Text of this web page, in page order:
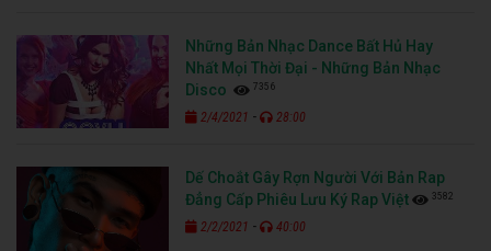
Những Bản Nhạc Dance Bất Hủ Hay
Nhất Mọi Thời Đại - Những Bản Nhạc
Disco
7356
2/4/2021 - 28:00
Dế Choắt Gây Rợn Người Với Bản Rap
Đẳng Cấp Phiêu Lưu Ký Rap Việt
3582
2/2/2021 - 40:00